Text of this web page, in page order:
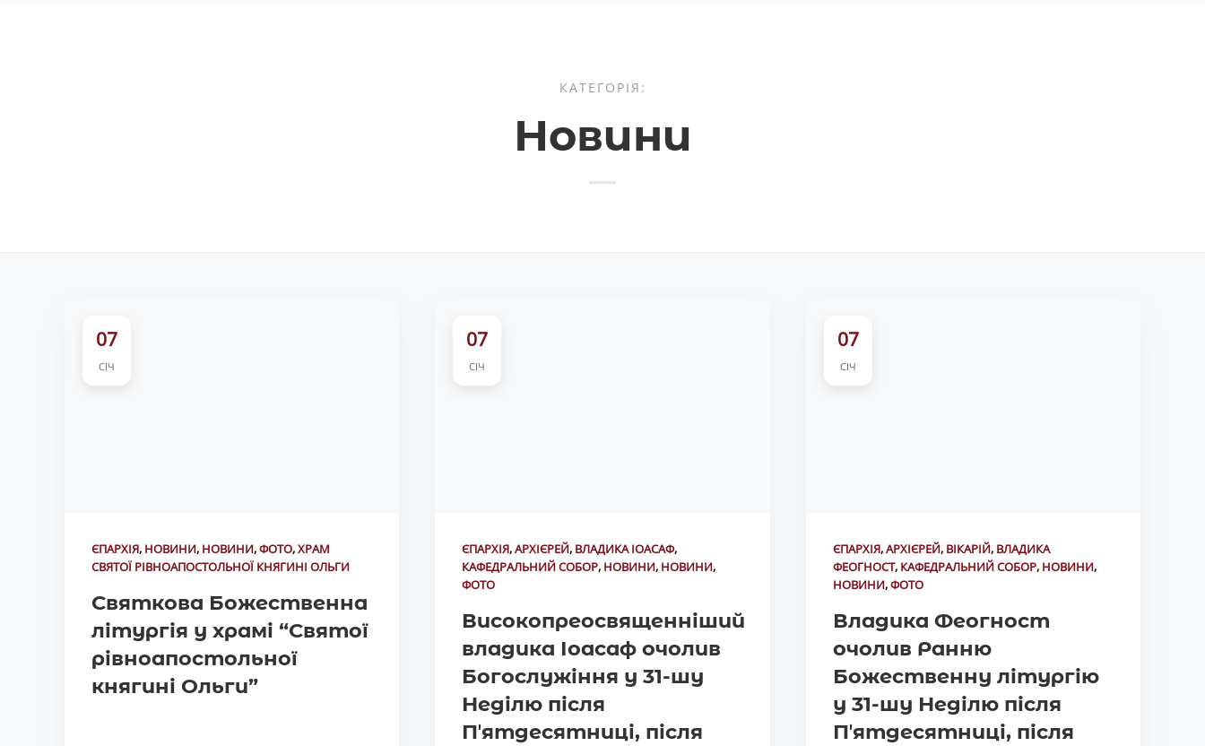
КАТЕГОРІЯ:
Новини
07
СІЧ
ЄПАРХІЯ, НОВИНИ, НОВИНИ,ФОТО,ХРАМ
СВЯТОЇ РІВНОАПОСТОЛЬНОЇ КНЯГИНІ ОЛЬГИ
Святкова Божественна
літургія у храмі “Святої
рівноапостольної
княгині Ольги”
07
СІЧ
ЄПАРХІЯ,АРХІЄРЕЙ, ВЛАДИКА ІОАСАФ,
КАФЕДРАЛЬНИЙ СОБОР, НОВИНИ, НОВИНИ,
ФОТО
Високопреосвященніший
владика Іоасаф очолив
Богослужіння у 31-шу
Неділю після
Пʼятдесятниці, після
07
СІЧ
ЄПАРХІЯ,АРХІЄРЕЙ, ВІКАРІЙ, ВЛАДИКА
ФЕОГНОСТ, КАФЕДРАЛЬНИЙ СОБОР, НОВИНИ,
НОВИНИ,ФОТО
Владика Феогност
очолив Ранню
Божественну літургію
у 31-шу Неділю після
Пʼятдесятниці, після